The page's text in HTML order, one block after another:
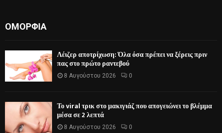
ΟΜΟΡΦΙΆ
Λέιζερ αποτρίχωση: Όλα όσα πρέπει να ξέρεις πριν
πας στο πρώτο ραντεβού
8 Αυγούστου 2026 0
Το viral τρικ στο μακιγιάζ που απογειώνει το βλέμμα
μέσα σε 2 λεπτά
8 Αυγούστου 2026 0